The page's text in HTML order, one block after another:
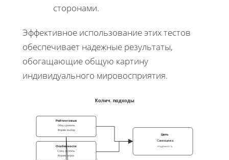
сторонами.
Эффективное использование этих тестов
обеспечивает надежные результаты,
обогащающие общую картину
индивидуального мировосприятия.
Колич. подходы
Рейтинговые
Общ. уровень
Форма: выбор
Особенности
Спец. аспекты
Форма: опрос
Цель
Самооценка
Надёжность